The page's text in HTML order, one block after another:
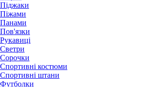
Піджаки
Піжами
Панами
Пов'язки
Рукавиці
Светри
Сорочки
Спортивні костюми
Спортивні штани
Футболки